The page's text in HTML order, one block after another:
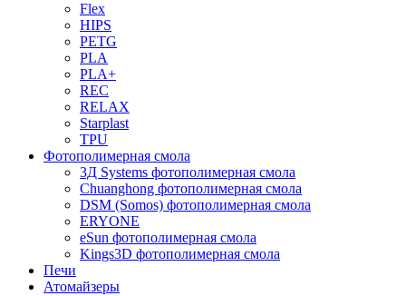
Flex
HIPS
PETG
PLA
PLA+
REC
RELAX
Starplast
TPU
Фотополимерная смола
3Д Systems фотополимерная смола
Chuanghong фотополимерная смола
DSM (Somos) фотополимерная смола
ERYONE
eSun фотополимерная смола
Kings3D фотополимерная смола
Печи
Атомайзеры